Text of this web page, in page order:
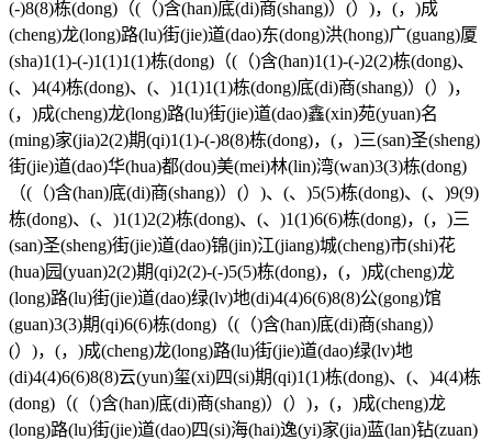
(-)8(8)栋(dong)（(（)含(han)底(di)商(shang)）(）)，(，)成
(cheng)龙(long)路(lu)街(jie)道(dao)东(dong)洪(hong)广(guang)厦
(sha)1(1)-(-)1(1)1(1)栋(dong)（(（)含(han)1(1)-(-)2(2)栋(dong)、
(、)4(4)栋(dong)、(、)1(1)1(1)栋(dong)底(di)商(shang)）(）)，
(，)成(cheng)龙(long)路(lu)街(jie)道(dao)鑫(xin)苑(yuan)名
(ming)家(jia)2(2)期(qi)1(1)-(-)8(8)栋(dong)，(，)三(san)圣(sheng)
街(jie)道(dao)华(hua)都(dou)美(mei)林(lin)湾(wan)3(3)栋(dong)
（(（)含(han)底(di)商(shang)）(）)、(、)5(5)栋(dong)、(、)9(9)
栋(dong)、(、)1(1)2(2)栋(dong)、(、)1(1)6(6)栋(dong)，(，)三
(san)圣(sheng)街(jie)道(dao)锦(jin)江(jiang)城(cheng)市(shi)花
(hua)园(yuan)2(2)期(qi)2(2)-(-)5(5)栋(dong)，(，)成(cheng)龙
(long)路(lu)街(jie)道(dao)绿(lv)地(di)4(4)6(6)8(8)公(gong)馆
(guan)3(3)期(qi)6(6)栋(dong)（(（)含(han)底(di)商(shang)）
(）)，(，)成(cheng)龙(long)路(lu)街(jie)道(dao)绿(lv)地
(di)4(4)6(6)8(8)云(yun)玺(xi)四(si)期(qi)1(1)栋(dong)、(、)4(4)栋
(dong)（(（)含(han)底(di)商(shang)）(）)，(，)成(cheng)龙
(long)路(lu)街(jie)道(dao)四(si)海(hai)逸(yi)家(jia)蓝(lan)钻(zuan)